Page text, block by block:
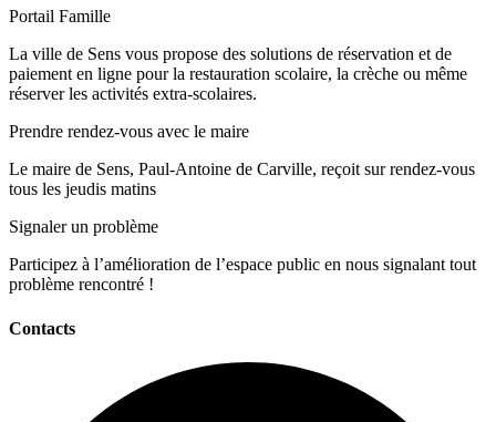
Portail Famille
La ville de Sens vous propose des solutions de réservation et de
paiement en ligne pour la restauration scolaire, la crèche ou même
réserver les activités extra-scolaires.
Prendre rendez-vous avec le maire
Le maire de Sens, Paul-Antoine de Carville, reçoit sur rendez-vous
tous les jeudis matins
Signaler un problème
Participez à l’amélioration de l’espace public en nous signalant tout
problème rencontré !
Contacts